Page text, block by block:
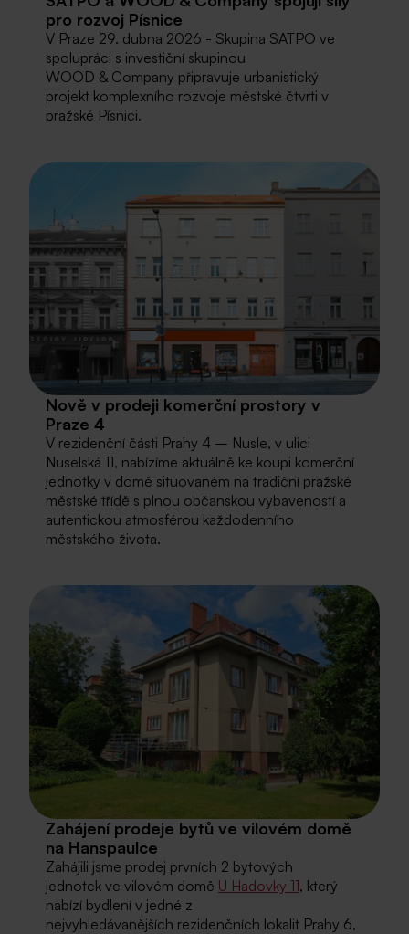
pro rozvoj Písnice
V Praze 29. dubna 2026 - Skupina SATPO ve
spolupráci s investiční skupinou
WOOD & Company připravuje urbanistický
projekt komplexního rozvoje městské čtvrti v
pražské Písnici.
Nově v prodeji komerční prostory v
Praze 4
V rezidenční části Prahy 4 – Nusle, v ulici
Nuselská 11, nabízíme aktuálně ke koupi komerční
jednotky v domě situovaném na tradiční pražské
městské třídě s plnou občanskou vybaveností a
autentickou atmosférou každodenního
městského života.
Zahájení prodeje bytů ve vilovém domě
na Hanspaulce
Zahájili jsme prodej prvních 2 bytových
jednotek ve vilovém domě U Hadovky 11, který
nabízí bydlení v jedné z
nejvyhledávanějších rezidenčních lokalit Prahy 6,